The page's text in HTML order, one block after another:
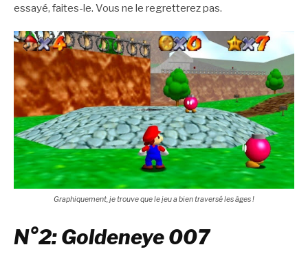
essayé, faites-le. Vous ne le regretterez pas.
Graphiquement, je trouve que le jeu a bien traversé les âges !
N°2: Goldeneye 007